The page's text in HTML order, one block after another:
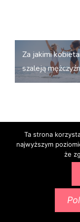
wpisu
Za jakimi
szaleją
Proudly
Ta strona
najwyższym
że